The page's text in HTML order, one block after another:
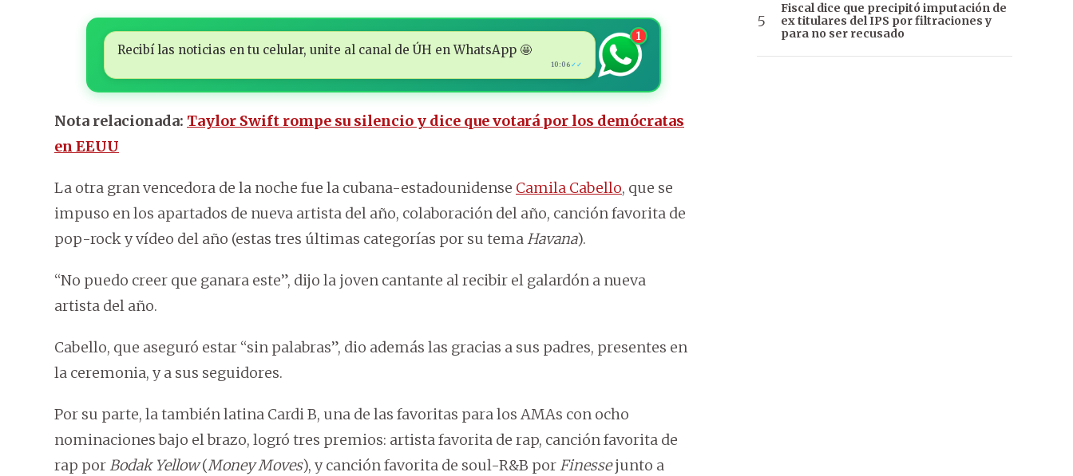
Recibí las noticias en tu celular, unite al canal de ÚH en WhatsApp 🤩
10:06 ✓✓
1
Nota relacionada: Taylor Swift rompe su silencio y dice que votará por los demócratas
en EEUU
La otra gran vencedora de la noche fue la cubana-estadounidense Camila Cabello, que se
impuso en los apartados de nueva artista del año, colaboración del año, canción favorita de
pop-rock y vídeo del año (estas tres últimas categorías por su temaHavana).
“No puedo creer que ganara este”, dijo la joven cantante al recibir el galardón a nueva
artista del año.
Cabello, que aseguró estar “sin palabras”, dio además las gracias a sus padres, presentes en
la ceremonia, y a sus seguidores.
Por su parte, la también latina Cardi B, una de las favoritas para los AMAs con ocho
nominaciones bajo el brazo, logró tres premios: artista favorita de rap, canción favorita de
rap porBodak Yellow(Money Moves), y canción favorita de soul-R&B por Finessejunto a
Fiscal dice que precipitó imputación de
ex titulares del IPS por filtraciones y
para no ser recusado